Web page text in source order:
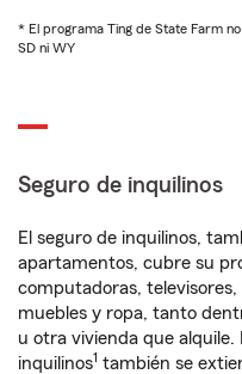
* El programa Ting de State Farm
SD ni WY
Seguro de inquilinos
El seguro de inquilinos,
apartamentos, cubre su
computadoras,
muebles y ropa, tanto
u otra vivienda que
inquilinos1 también se